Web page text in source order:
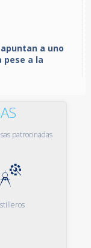
a uno
pese a la
patrocinadas